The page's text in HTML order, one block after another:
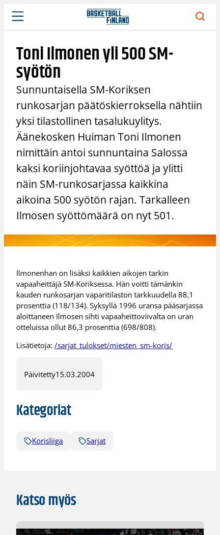
Siirry
sisältöön
Toni Ilmonen yli 500 SM-
syötön
Sunnuntaisella SM-Koriksen
runkosarjan päätöskierroksella nähtiin
yksi tilastollinen tasalukuylitys.
Äänekosken Huiman Toni Ilmonen
nimittäin antoi sunnuntaina Salossa
kaksi koriinjohtavaa syöttöä ja ylitti
näin SM-runkosarjassa kaikkina
aikoina 500 syötön rajan. Tarkalleen
Ilmosen syöttömäärä on nyt 501.
Ilmonenhan on lisäksi kaikkien aikojen tarkin
vapaaheittäjä SM-Koriksessa. Hän voitti tämänkin
kauden runkosarjan vaparitilaston tarkkuudella 88,1
prosenttia (118/134). Syksyllä 1996 uransa pääsarjassa
aloittaneen Ilmosen sihti vapaaheittoviivalta on uran
otteluissa ollut 86,3 prosenttia (698/808).
Lisätietoja:/sarjat_tulokset/miesten_sm-koris/
Päivitetty15.03.2004
Kategoriat
Korisliiga Sarjat
Katso myös